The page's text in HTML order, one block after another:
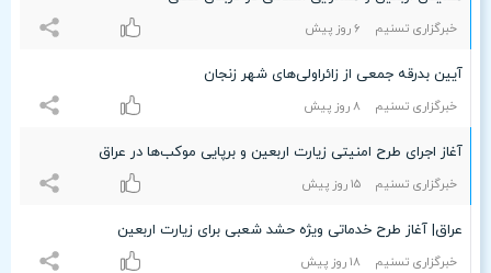
خبرگزاری تسنیم ۶ روز پیش
آیین بدرقه جمعی از زائراولی‌های شهر زنجان
خبرگزاری تسنیم ۸ روز پیش
آغاز اجرای طرح امنیتی زیارت اربعین و برپایی موکب‌ها در عراق
خبرگزاری تسنیم ۱۵ روز پیش
عراق| آغاز طرح خدماتی ویژه حشد شعبی برای زیارت اربعین
خبرگزاری تسنیم ۱۸ روز پیش